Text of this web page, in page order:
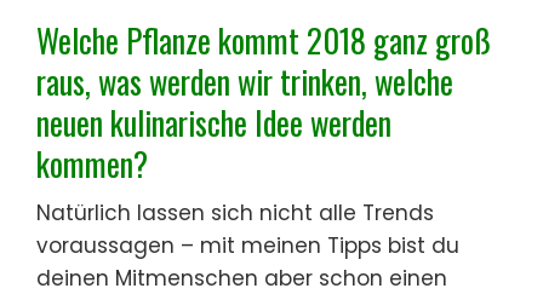
Welche Pflanze kommt 2018 ganz groß
raus, was werden wir trinken, welche
neuen kulinarische Idee werden
kommen?
Natürlich lassen sich nicht alle Trends
voraussagen – mit meinen Tipps bist du
deinen Mitmenschen aber schon einen